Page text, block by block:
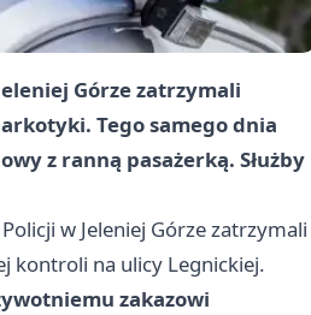
Górze zatrzymali
Tego samego dnia
z ranną pasażerką. Służby
w Jeleniej Górze zatrzymali
kontroli na ulicy Legnickiej.
zakazowi